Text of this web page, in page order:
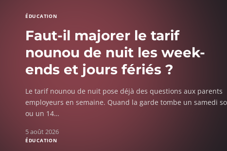
ÉDUCATION
Faut-il majorer le tarif
nounou de nuit les week-
ends et jours fériés ?
Le tarif nounou de nuit pose déjà des questions aux parents
employeurs en semaine. Quand la garde tombe un samedi
ou un 14…
5 août 2026
ÉDUCATION